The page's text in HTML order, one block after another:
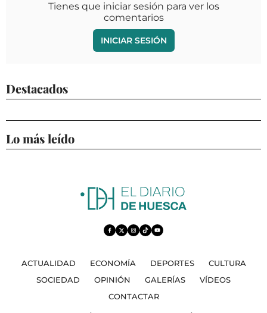
Tienes que iniciar sesión para ver los
comentarios
INICIAR SESIÓN
Destacados
Lo más leído
ACTUALIDAD ECONOMÍA DEPORTES
CULTURA
SOCIEDAD
OPINIÓN GALERÍAS
VÍDEOS
CONTACTAR